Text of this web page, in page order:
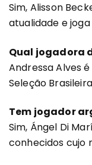
Sim, Alisson
atualidade e
Qual jogadora
Andressa Alves
Seleção
Tem jogador
Sim, Ángel Di
conhecidos cujo